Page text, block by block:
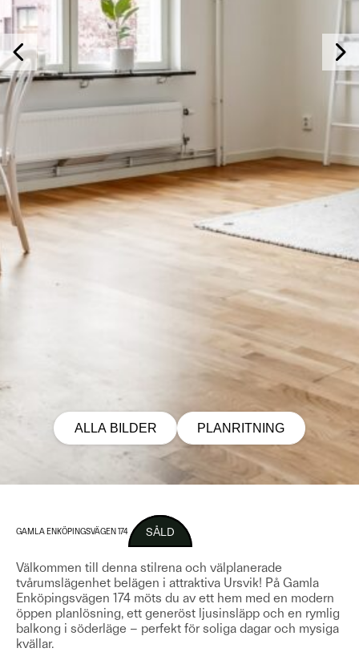
ALLA BILDER PLANRITNING
GAMLA ENKÖPINGSVÄGEN 174 SÅLD
Välkommen till denna stilrena och välplanerade
tvårumslägenhet belägen i attraktiva Ursvik! På Gamla
Enköpingsvägen 174 möts du av ett hem med en modern
öppen planlösning, ett generöst ljusinsläpp och en rymlig
balkong i söderläge – perfekt för soliga dagar och mysiga
kvällar.